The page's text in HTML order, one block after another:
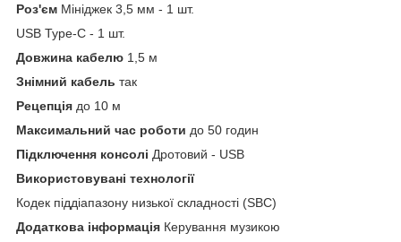
Роз'єм Мініджек 3,5 мм - 1 шт.
USB Type-C - 1 шт.
Довжина кабелю 1,5 м
Знімний кабель так
Рецепція до 10 м
Максимальний час роботи до 50 годин
Підключення консолі Дротовий - USB
Використовувані технології
Кодек піддіапазону низької складності (SBC)
Додаткова інформація Керування музикою